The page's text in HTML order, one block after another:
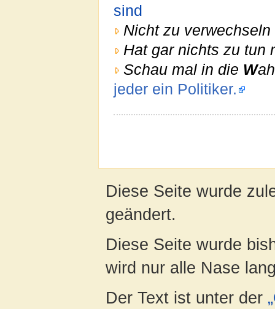
sind
Nicht zu verwechseln
Hat gar nichts zu tun
Schau mal in die W
jeder ein Politiker.
Diese Seite wurde
geändert.
Diese Seite wurde
wird nur alle Nase
Der Text ist unter der